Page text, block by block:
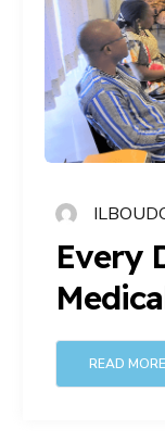
Every
READ MORE